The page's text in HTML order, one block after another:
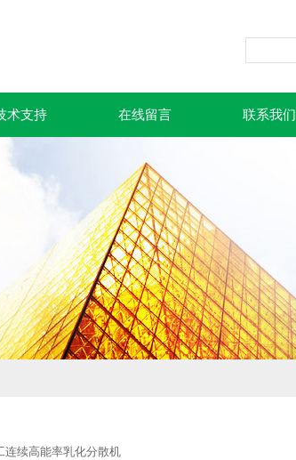
术支持 在线留言 联系我们
连续高能率乳化分散机